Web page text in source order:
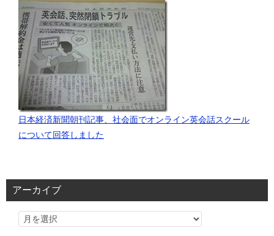
日本経済新聞朝刊記事、社会面でオンライン英会話スクール
について回答しました
アーカイブ